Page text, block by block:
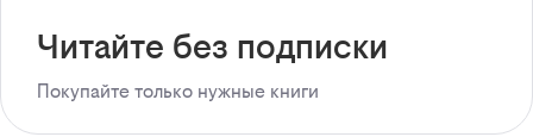
Читайте без подписки
Покупайте только нужные книги